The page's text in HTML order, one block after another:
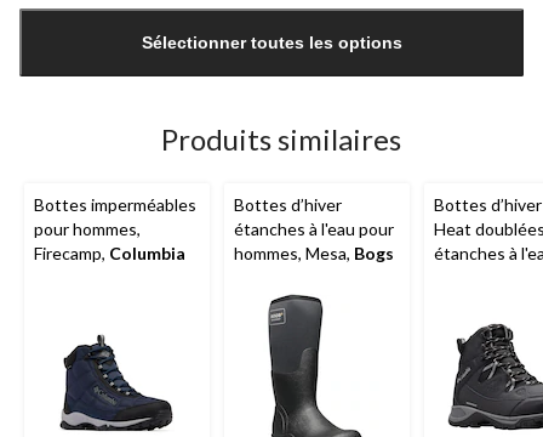
jour
Sélectionner toutes les options
Produits similaires
Bottes imperméables
pour hommes,
Firecamp, Columbia
Bottes d’hiver
étanches à l'eau pour
hommes, Mesa, Bogs
Bottes
Heat
étanches à